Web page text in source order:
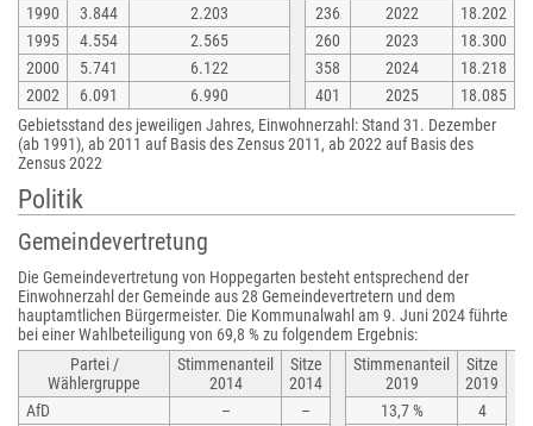
1990
3.844 2.203 236 2022
18.202
1995
4.554 2.565 260 2023
18.300
2000
5.741 6.122 358 2024
18.218
2002
6.091 6.990 401 2025
18.085
Gebietsstand des jeweiligen Jahres, Einwohnerzahl: Stand 31. Dezember
(ab 1991), ab 2011 auf Basis des Zensus 2011, ab 2022 auf Basis des
Zensus 2022
Politik
Gemeindevertretung
Die Gemeindevertretung von Hoppegarten besteht entsprechend der
Einwohnerzahl der Gemeinde aus 28 Gemeindevertretern und dem
hauptamtlichen Bürgermeister. Die Kommunalwahl am 9. Juni 2024 führte
bei einer Wahlbeteiligung von 69,8 % zu folgendem Ergebnis:
Partei /
Wählergruppe
Stimmenanteil
2014
Sitze
2014
Stimmenanteil
2019
Sitze
2019
AfD – – 13,7 % 4